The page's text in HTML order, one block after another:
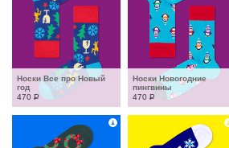
Носки Все про Новый
год
470 Р
Носки Новогодние
пингвины
470 Р